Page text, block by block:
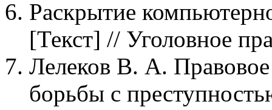
Раскрытие
[Текст] // Уголовное
Лелеков В. А.
борьбы с